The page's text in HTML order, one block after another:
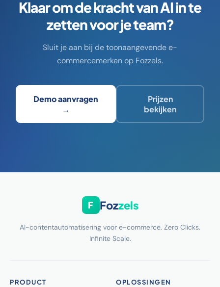
Klaar om de kracht van AI in te
zetten voor je team?
Sluit je aan bij de toonaangevende e-
commercemerken op Fozzels.
Demo aanvragen
→
Prijzen
bekijken
F Fozzels
AI-contentautomatisering voor e-commerce. Zero Clicks.
Infinite Scale.
PRODUCT OPLOSSINGEN